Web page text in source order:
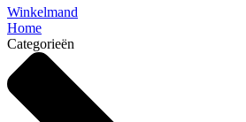
Winkelmand
Home
Categorieën